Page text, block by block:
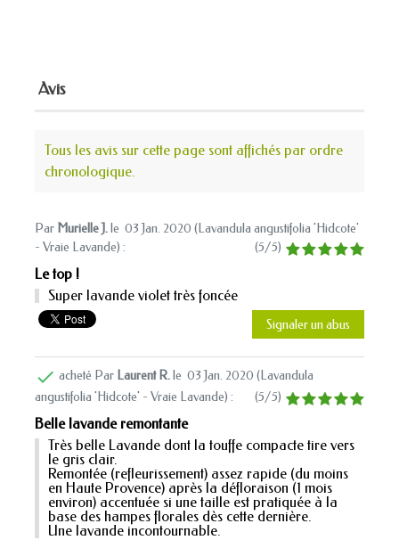
Avis
Tous les avis sur cette page sont affichés par ordre
chronologique.
Par Murielle J. le 03 Jan. 2020 (Lavandula angustifolia 'Hidcote'
- Vraie Lavande) : (5/5)
Le top !
Super lavande violet très foncée
Signaler un abus
 acheté Par Laurent R. le 03 Jan. 2020 (Lavandula
angustifolia 'Hidcote' - Vraie Lavande) : (5/5)
Belle lavande remontante
Très belle Lavande dont la touffe compacte tire vers
le gris clair.
Remontée (refleurissement) assez rapide (du moins
en Haute Provence) après la défloraison (1 mois
environ) accentuée si une taille est pratiquée à la
base des hampes florales dès cette dernière.
Une lavande incontournable.